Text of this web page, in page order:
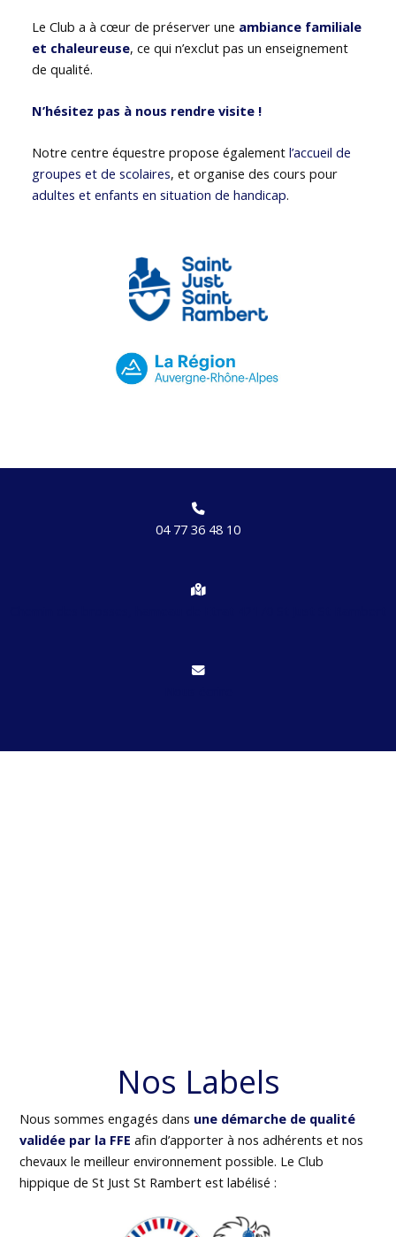
Le Club a à cœur de préserver une ambiance familiale
et chaleureuse, ce qui n’exclut pas un enseignement
de qualité.
N’hésitez pas à nous rendre visite !
Notre centre équestre propose égalementl’accueil de
groupes et de scolaires, et organise des cours pour
adultes et enfants en situation de handicap.
04 77 36 48 10
Nos Labels
Nous sommes engagés dans une démarche de qualité
validée par la FFE afin d’apporter à nos adhérents et nos
chevaux le meilleur environnement possible. Le Club
hippique de St Just St Rambert est labélisé :